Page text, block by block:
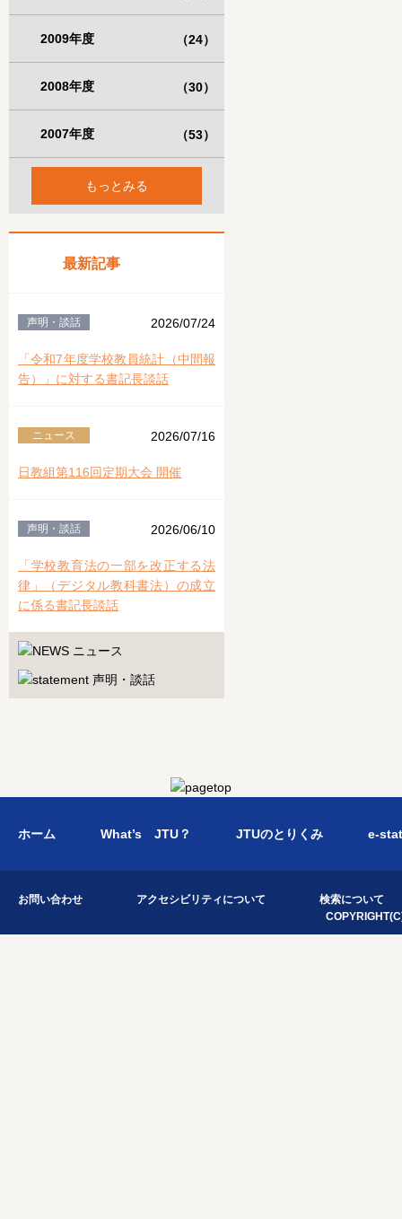
2009年度 （24）
2008年度 （30）
2007年度 （53）
もっとみる
最新記事
声明・談話 2026/07/24
「令和7年度学校教員統計（中間報
告）」に対する書記長談話
ニュース 2026/07/16
日教組第116回定期大会 開催
声明・談話 2026/06/10
「学校教育法の一部を改正する法
律」（デジタル教科書法）の成立
に係る書記長談話
ホーム What’s JTU？ JTUのとりくみ e-
お問い合わせ アクセシビリティについて
検索について